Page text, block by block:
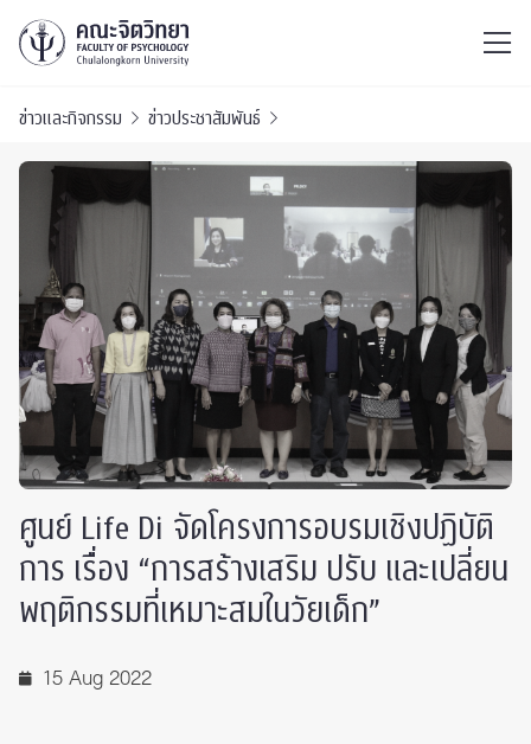
ข่าวและกิจกรรม ข่าวประชาสัมพันธ์
ศูนย์ Life Di จัดโครงการอบรมเชิงปฏิบัติ
การ เรื่อง “การสร้างเสริม ปรับ และเปลี่ยน
พฤติกรรมที่เหมาะสมในวัยเด็ก”
15 Aug 2022